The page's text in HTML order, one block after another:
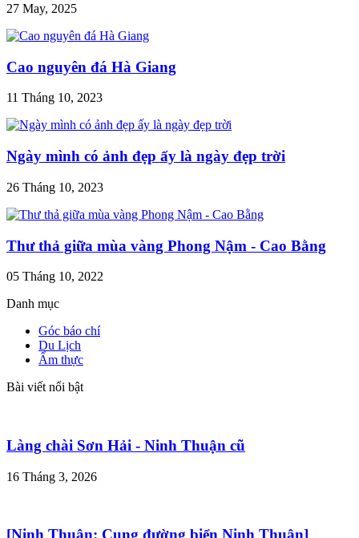
27 May, 2025
Cao nguyên đá Hà Giang
11 Tháng 10, 2023
Ngày mình có ảnh đẹp ấy là ngày đẹp trời
26 Tháng 10, 2023
Thư thả giữa mùa vàng Phong Nậm - Cao Bằng
05 Tháng 10, 2022
Danh mục
Góc báo chí
Du Lịch
Ẩm thực
Bài viết nổi bật
Làng chài Sơn Hải - Ninh Thuận cũ
16 Tháng 3, 2026